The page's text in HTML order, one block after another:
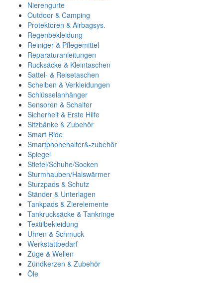
Nierengurte
Outdoor & Camping
Protektoren & Airbagsys.
Regenbekleidung
Reiniger & Pflegemittel
Reparaturanleitungen
Rucksäcke & Kleintaschen
Sattel- & Reisetaschen
Scheiben & Verkleidungen
Schlüsselanhänger
Sensoren & Schalter
Sicherheit & Erste Hilfe
Sitzbänke & Zubehör
Smart Ride
Smartphonehalter&-zubehör
Spiegel
Stiefel/Schuhe/Socken
Sturmhauben/Halswärmer
Sturzpads & Schutz
Ständer & Unterlagen
Tankpads & Zierelemente
Tankrucksäcke & Tankringe
Textilbekleidung
Uhren & Schmuck
Werkstattbedarf
Züge & Wellen
Zündkerzen & Zubehör
Öle